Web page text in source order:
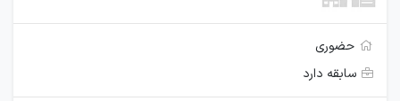
حضوری
سابقه دارد